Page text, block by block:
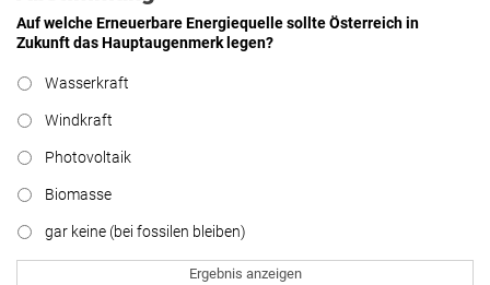
Auf welche Erneuerbare Energiequelle sollte Österreich in
Zukunft das Hauptaugenmerk legen?
Wasserkraft
Windkraft
Photovoltaik
Biomasse
gar keine (bei fossilen bleiben)
Ergebnis anzeigen